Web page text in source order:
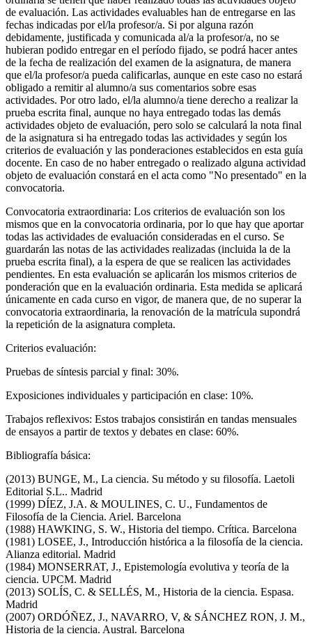
de evaluación. Las actividades evaluables han de entregarse en las
fechas indicadas por el/la profesor/a. Si por alguna razón
debidamente, justificada y comunicada al/a la profesor/a, no se
hubieran podido entregar en el período fijado, se podrá hacer antes
de la fecha de realización del examen de la asignatura, de manera
que el/la profesor/a pueda calificarlas, aunque en este caso no estará
obligado a remitir al alumno/a sus comentarios sobre esas
actividades. Por otro lado, el/la alumno/a tiene derecho a realizar la
prueba escrita final, aunque no haya entregado todas las demás
actividades objeto de evaluación, pero solo se calculará la nota final
de la asignatura si ha entregado todas las actividades y según los
criterios de evaluación y las ponderaciones establecidos en esta guía
docente. En caso de no haber entregado o realizado alguna actividad
objeto de evaluación constará en el acta como "No presentado" en la
convocatoria.
Convocatoria extraordinaria: Los criterios de evaluación son los
mismos que en la convocatoria ordinaria, por lo que hay que aportar
todas las actividades de evaluación consideradas en el curso. Se
guardarán las notas de las actividades realizadas (incluida la de la
prueba escrita final), a la espera de que se realicen las actividades
pendientes. En esta evaluación se aplicarán los mismos criterios de
ponderación que en la evaluación ordinaria. Esta medida se aplicará
únicamente en cada curso en vigor, de manera que, de no superar la
convocatoria extraordinaria, la renovación de la matrícula supondrá
la repetición de la asignatura completa.
Criterios evaluación:
Pruebas de síntesis parcial y final: 30%.
Exposiciones individuales y participación en clase: 10%.
Trabajos reflexivos: Estos trabajos consistirán en tandas mensuales
de ensayos a partir de textos y debates en clase: 60%.
Bibliografía básica:
(2013) BUNGE, M., La ciencia. Su método y su filosofía. Laetoli
Editorial S.L.. Madrid
(1999) DÍEZ, J.A. & MOULINES, C. U., Fundamentos de
Filosofía de la Ciencia. Ariel. Barcelona
(1988) HAWKING, S. W., Historia del tiempo. Crítica. Barcelona
(1981) LOSEE, J., Introducción histórica a la filosofía de la ciencia.
Alianza editorial. Madrid
(1984) MONSERRAT, J., Epistemología evolutiva y teoría de la
ciencia. UPCM. Madrid
(2013) SOLÍS, C. & SELLÉS, M., Historia de la ciencia. Espasa.
Madrid
(2007) ORDÓÑEZ, J., NAVARRO, V, & SÁNCHEZ RON, J. M.,
Historia de la ciencia. Austral. Barcelona